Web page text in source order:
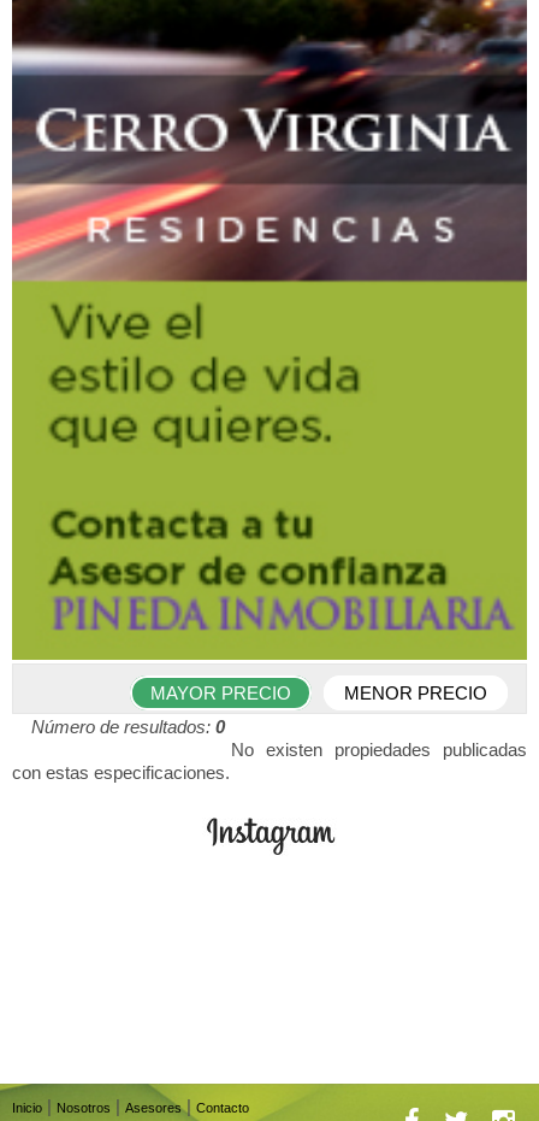
MENOR PRECIO
MAYOR PRECIO
Número de resultados: 0
No existen propiedades publicadas
con estas especificaciones.
Inicio | Nosotros | Asesores| Contacto